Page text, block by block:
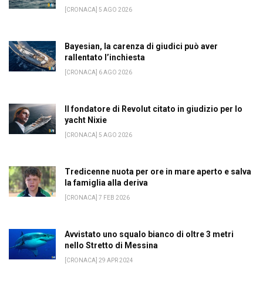
[CRONACA] 5 AGO 2026
Bayesian, la carenza di giudici può aver
rallentato l’inchiesta
[CRONACA] 6 AGO 2026
Il fondatore di Revolut citato in giudizio per lo
yacht Nixie
[CRONACA] 5 AGO 2026
Tredicenne nuota per ore in mare aperto e salva
la famiglia alla deriva
[CRONACA] 7 FEB 2026
Avvistato uno squalo bianco di oltre 3 metri
nello Stretto di Messina
[CRONACA] 29 APR 2024